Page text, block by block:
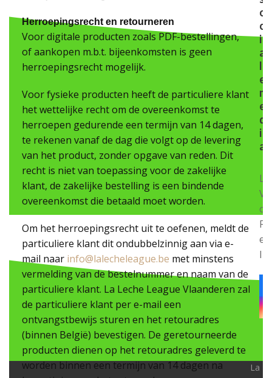
Herroepingsrecht en retourneren
Voor digitale producten zoals PDF-bestellingen,
of aankopen m.b.t. bijeenkomsten is geen
herroepingsrecht mogelijk.
Voor fysieke producten heeft de particuliere klant
het wettelijke recht om de overeenkomst te
herroepen gedurende een termijn van 14 dagen,
te rekenen vanaf de dag die volgt op de levering
van het product, zonder opgave van reden. Dit
recht is niet van toepassing voor de zakelijke
klant, de zakelijke bestelling is een bindende
overeenkomst die betaald moet worden.
Om het herroepingsrecht uit te oefenen, meldt de
particuliere klant dit ondubbelzinnig aan via e-
mail naar info@lalecheleague.be met minstens
vermelding van de bestelnummer en naam van de
particuliere klant. La Leche League Vlaanderen zal
de particuliere klant per e-mail een
ontvangstbewijs sturen en het retouradres
(binnen België) bevestigen. De geretourneerde
producten dienen op het retouradres geleverd te
worden binnen een termijn van 14 dagen na
o
c
i
a
l
e
m
e
d
i
a
op
en
La